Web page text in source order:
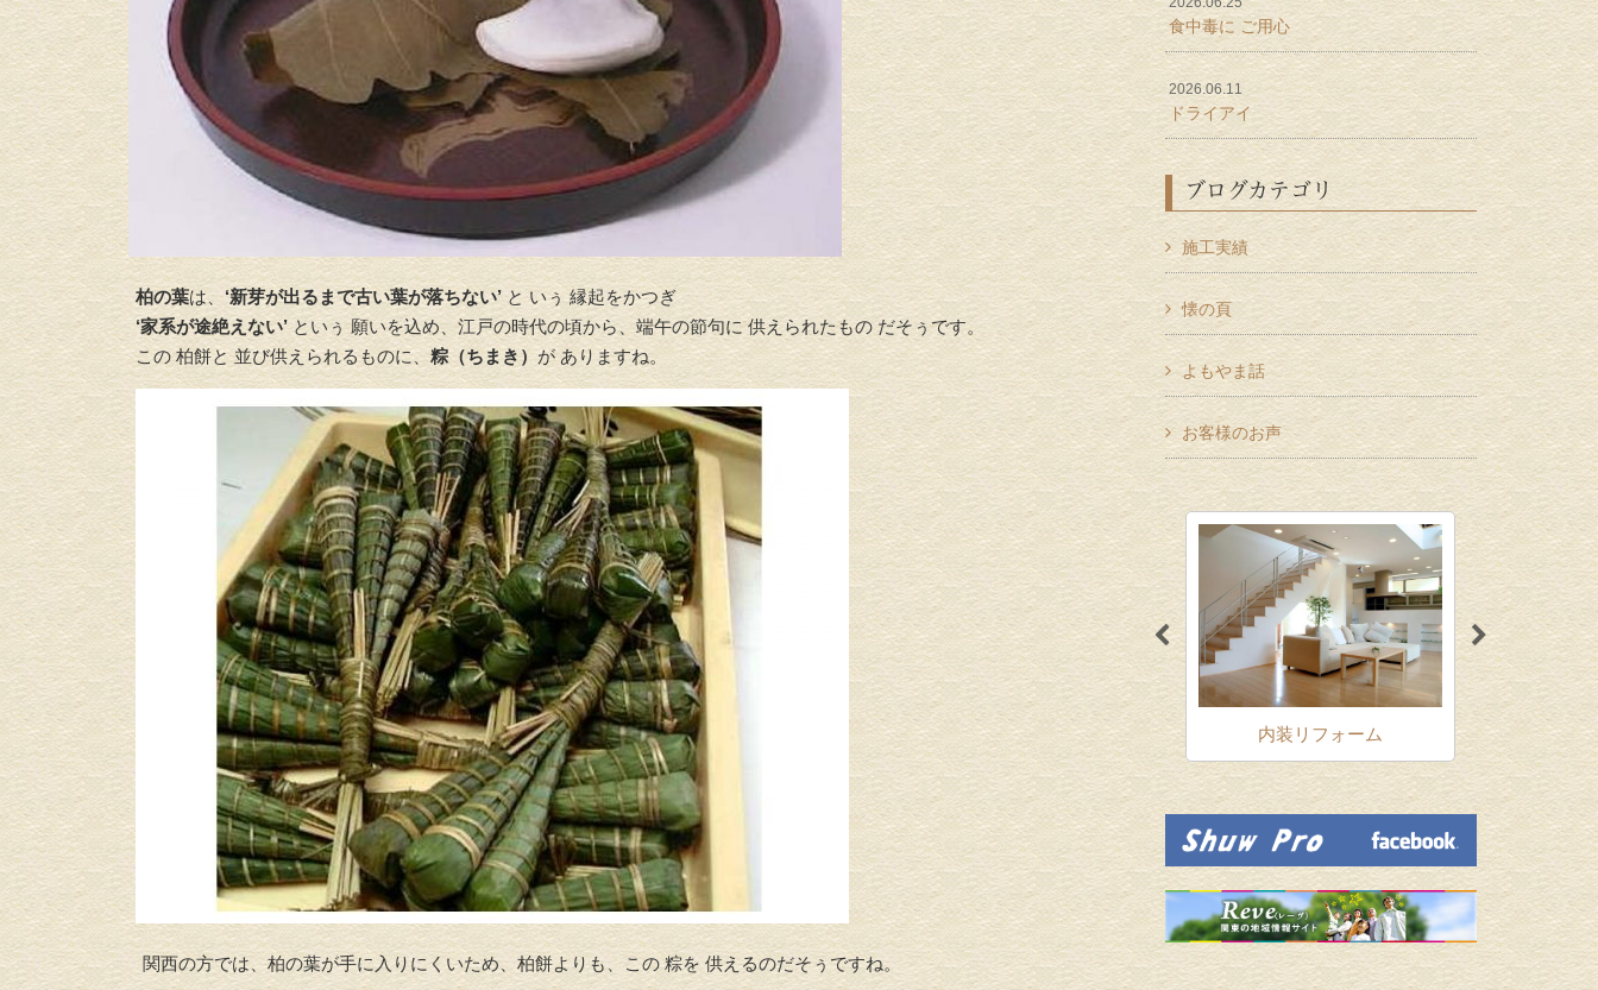
柏の葉は、 ‘新芽が出るまで古い葉が落ちない’ と いぅ 縁起をかつぎ
‘家系が途絶えない’ といぅ 願いを込め、江戸の時代の頃から、端午の節句に 供えられたもの だそぅです。
この 柏餅と 並び供えられるものに、粽（ちまき） が ありますね。
関西の方では、柏の葉が手に入りにくいため、柏餅よりも、この 粽を 供えるのだそぅですね。
食中毒に ご用心
2026.06.11
ドライアイ
ブログカテゴリ
施工実績
懐の頁
よもやま話
お客様のお声
介護リフォーム・バリアフリ
水回りリフォーム 内装リフォーム